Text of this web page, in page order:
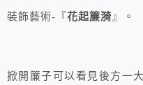
裝飾藝術-『花起簾漪』。
掀開簾子可以看見後方一